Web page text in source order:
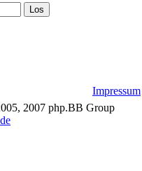
Impressum
2007 php.BB Group